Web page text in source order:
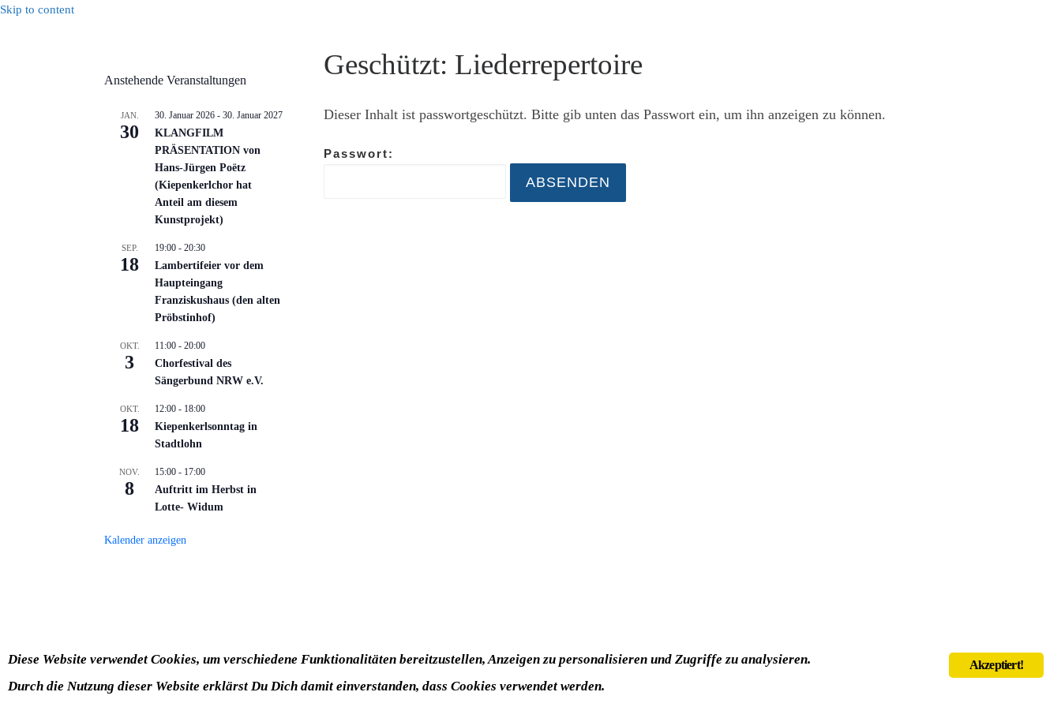
Skip to content
Geschützt: Liederrepertoire
Dieser Inhalt ist passwortgeschützt. Bitte gib unten das Passwort ein, um ihn anzeigen zu können.
Passwort:
Anstehende Veranstaltungen
JAN.
30
30. Januar 2026 - 30. Januar 2027
KLANGFILM
PRÄSENTATION von
Hans-Jürgen Poëtz
(Kiepenkerlchor hat
Anteil am diesem
Kunstprojekt)
SEP.
18
19:00 - 20:30
Lambertifeier vor dem
Haupteingang
Franziskushaus (den alten
Pröbstinhof)
OKT.
3
11:00 - 20:00
Chorfestival des
Sängerbund NRW e.V.
OKT.
18
12:00 - 18:00
Kiepenkerlsonntag in
Stadtlohn
NOV.
8
15:00 - 17:00
Auftritt im Herbst in
Lotte- Widum
Kalender anzeigen
Akzeptiert!
Diese Website verwendet Cookies, um verschiedene Funktionalitäten bereitzustellen, Anzeigen zu personalisieren und Zugriffe zu analysieren.
Durch die Nutzung dieser Website erklärst Du Dich damit einverstanden, dass Cookies verwendet werden.